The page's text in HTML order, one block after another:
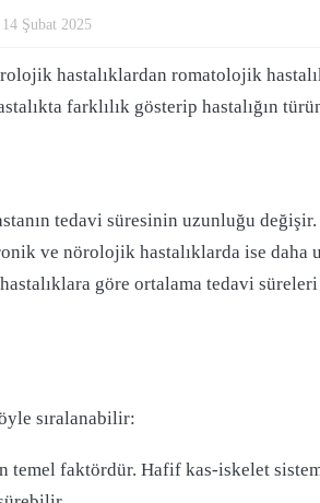
14 Şubat 2025
hastalıklardan romatolojik
farklılık gösterip hastalığın
tedavi süresinin uzunluğu
ve nörolojik hastalıklarda ise daha
göre ortalama tedavi
sıralanabilir:
faktördür. Hafif kas-iskelet